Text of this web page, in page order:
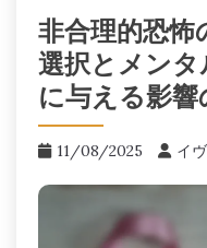
非合理的恐怖
選択とメン
に与える影響
11/08/2025 イ